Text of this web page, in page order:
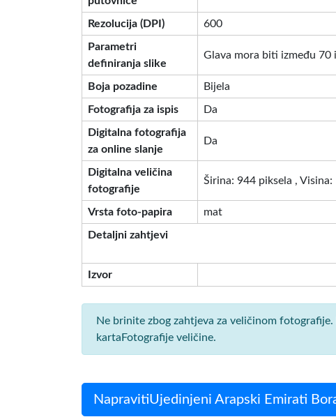
Rezolucija (DPI) 600
Parametri
definiranja slike
Glava mora biti između 70
Boja pozadine Bijela
Fotografija za ispis Da
Digitalna fotografija
za online slanje
Da
Digitalna veličina
fotografije
Širina: 944 piksela , Visina:
Vrsta foto-papira mat
Detaljni zahtjevi
Izvor
Ne brinite zbog zahtjeva za veličinom
kartaFotografije veličine.
NapravitiUjedinjeni Arapski Emirati